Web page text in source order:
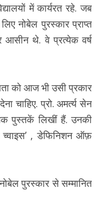
में कार्यरत रहे. जब
नोबेल पुरस्कार प्राप्त
आसीन थे. वे प्रत्येक वर्ष
को आज भी उसी प्रकार
चाहिए. प्रो. अमर्त्य सेन
पुस्तकें लिखीं हैं. उनकी
, डेफिनिशन ऑफ़
पुरस्कार से सम्मानित